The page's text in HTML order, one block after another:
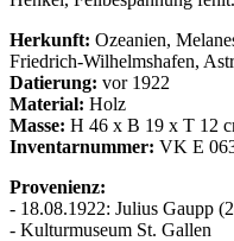
Herkunft: Ozeanien,
Friedrich-Wilhelmshafen,
Datierung: vor 1922
Material: Holz
Masse: H 46 x B 19 x T 12
Inventarnummer: VK E
Provenienz:
- 18.08.1922: Julius Gaupp
- Kulturmuseum St. Gallen